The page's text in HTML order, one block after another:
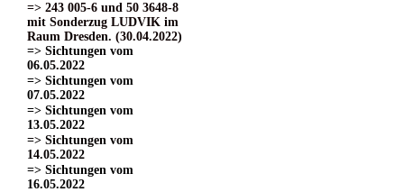
=> 243 005-6 und 50 3648-8
mit Sonderzug LUDVIK im
Raum Dresden. (30.04.2022)
=> Sichtungen vom
06.05.2022
=> Sichtungen vom
07.05.2022
=> Sichtungen vom
13.05.2022
=> Sichtungen vom
14.05.2022
=> Sichtungen vom
16.05.2022